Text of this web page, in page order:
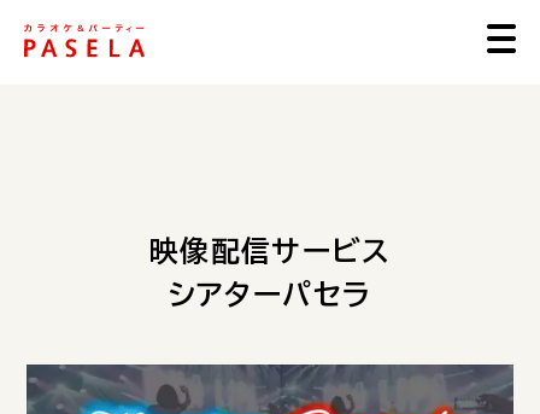
映像配信サービス
シアターパセラ